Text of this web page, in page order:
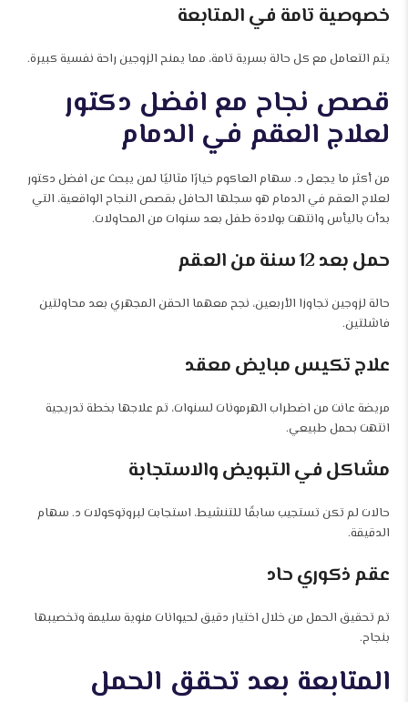
خصوصية تامة في المتابعة
يتم التعامل مع كل حالة بسرية تامة، مما يمنح الزوجين راحة نفسية كبيرة.
قصص نجاح مع افضل دكتور
لعلاج العقم في الدمام
من أكثر ما يجعل د. سهام العاكوم خيارًا مثاليًا لمن يبحث عن افضل دكتور
لعلاج العقم في الدمام هو سجلها الحافل بقصص النجاح الواقعية، التي
بدأت باليأس وانتهت بولادة طفل بعد سنوات من المحاولات.
حمل بعد 12 سنة من العقم
حالة لزوجين تجاوزا الأربعين، نجح معهما الحقن المجهري بعد محاولتين
فاشلتين.
علاج تكيس مبايض معقد
مريضة عانت من اضطراب الهرمونات لسنوات، تم علاجها بخطة تدريجية
انتهت بحمل طبيعي.
مشاكل في التبويض والاستجابة
حالات لم تكن تستجيب سابقًا للتنشيط، استجابت لبروتوكولات د. سهام
الدقيقة.
عقم ذكوري حاد
تم تحقيق الحمل من خلال اختيار دقيق لحيوانات منوية سليمة وتخصيبها
بنجاح.
المتابعة بعد تحقق الحمل